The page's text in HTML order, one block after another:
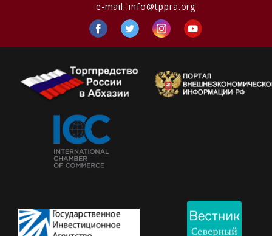
e-mail:info@tppra.org